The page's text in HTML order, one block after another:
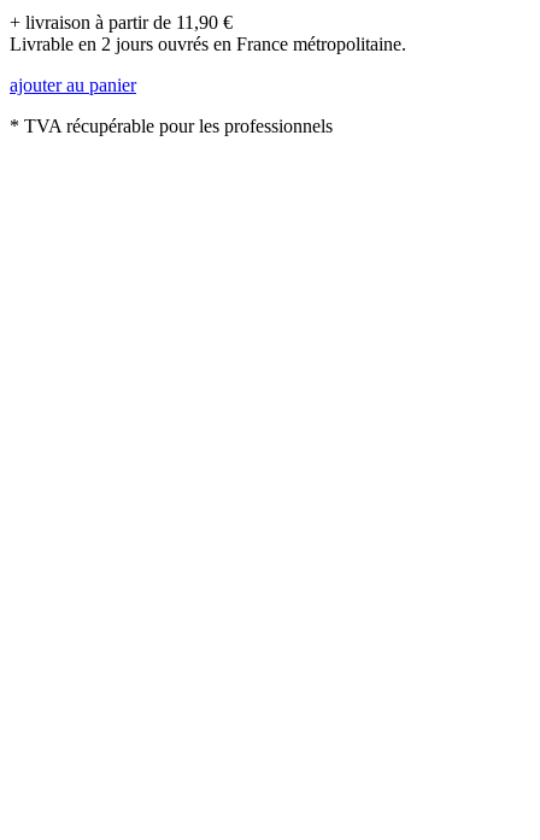
+ livraison à partir de 11,90 €
Livrable en 2 jours ouvrés en France métropolitaine.
ajouter au panier
* TVA récupérable pour les professionnels